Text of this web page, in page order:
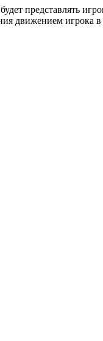
представлять
движением игрока в